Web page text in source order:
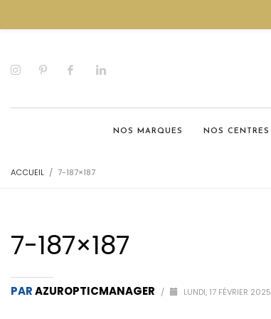
NOS MARQUES NOS CENTRES
ACCUEIL 7-187×187
7-187×187
PARAZUROPTICMANAGER / LUNDI, 17 FÉVRIER 2025